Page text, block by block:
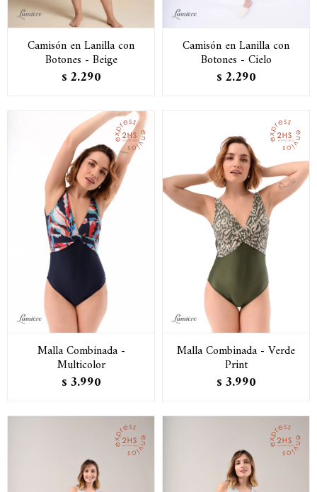
Camisón en Lanilla con
Botones - Beige
$ 2.290
Camisón en Lanilla con
Botones - Cielo
$ 2.290
Malla Combinada -
Multicolor
$ 3.990
Malla Combinada - Verde
Print
$ 3.990